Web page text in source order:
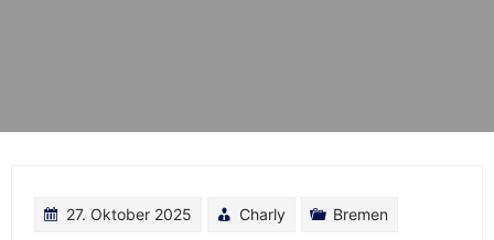
27. Oktober 2025 Charly Bremen